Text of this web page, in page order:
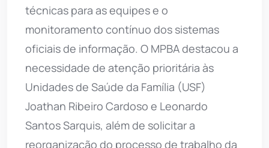
técnicas para as equipes e o
monitoramento contínuo dos sistemas
oficiais de informação. O MPBA destacou a
necessidade de atenção prioritária às
Unidades de Saúde da Família (USF)
Joathan Ribeiro Cardoso e Leonardo
Santos Sarquis, além de solicitar a
reorganização do processo de trabalho da